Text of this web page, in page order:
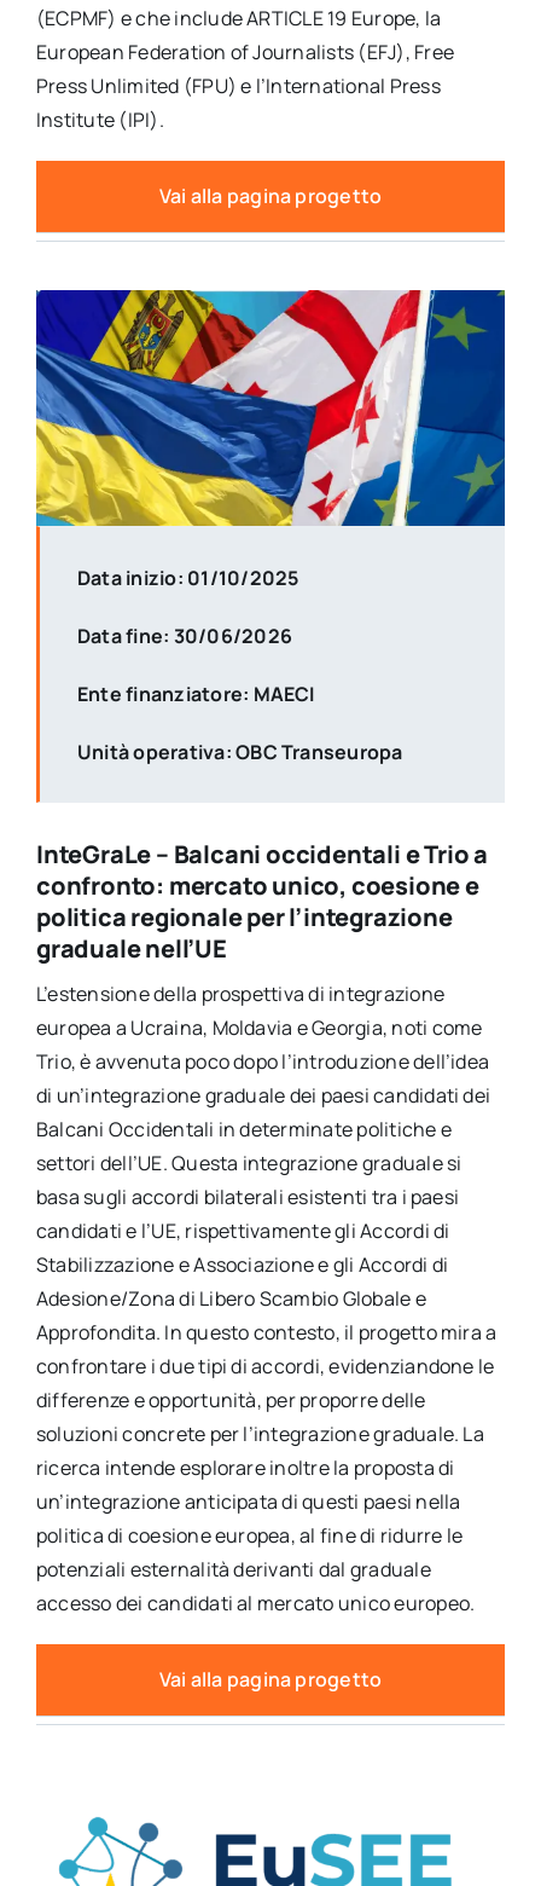
(ECPMF) e che include ARTICLE 19 Europe, la
European Federation of Journalists (EFJ), Free
Press Unlimited (FPU) e l’International Press
Institute (IPI).
Vai alla pagina progetto
Data inizio: 01/10/2025
Data fine: 30/06/2026
Ente finanziatore: MAECI
Unità operativa: OBC Transeuropa
InteGraLe – Balcani occidentali e Trio a
confronto: mercato unico, coesione e
politica regionale per l’integrazione
graduale nell’UE
L’estensione della prospettiva di integrazione
europea a Ucraina, Moldavia e Georgia, noti come
Trio, è avvenuta poco dopo l’introduzione dell’idea
di un’integrazione graduale dei paesi candidati dei
Balcani Occidentali in determinate politiche e
settori dell’UE. Questa integrazione graduale si
basa sugli accordi bilaterali esistenti tra i paesi
candidati e l’UE, rispettivamente gli Accordi di
Stabilizzazione e Associazione e gli Accordi di
Adesione/Zona di Libero Scambio Globale e
Approfondita. In questo contesto, il progetto mira a
confrontare i due tipi di accordi, evidenziandone le
differenze e opportunità, per proporre delle
soluzioni concrete per l’integrazione graduale. La
ricerca intende esplorare inoltre la proposta di
un’integrazione anticipata di questi paesi nella
politica di coesione europea, al fine di ridurre le
potenziali esternalità derivanti dal graduale
accesso dei candidati al mercato unico europeo.
Vai alla pagina progetto